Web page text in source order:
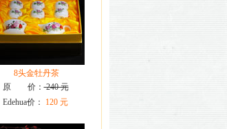
8头金牡丹茶
原 价：240 元
Edehua价：
120 元